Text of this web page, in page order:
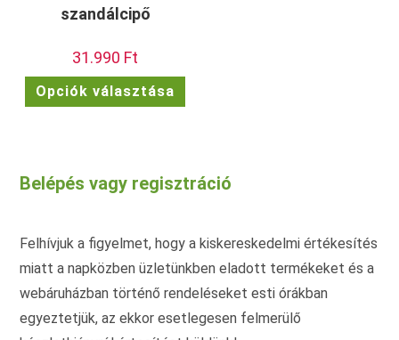
szandálcipő
31.990 Ft
Opciók választása
terméknek
a
termékoldalon
Belépés vagy regisztráció
Felhívjuk a figyelmet, hogy a kiskereskedelmi értékesítés
miatt a napközben üzletünkben eladott termékeket és a
webáruházban történő rendeléseket esti órákban
egyeztetjük, az ekkor esetlegesen felmerülő